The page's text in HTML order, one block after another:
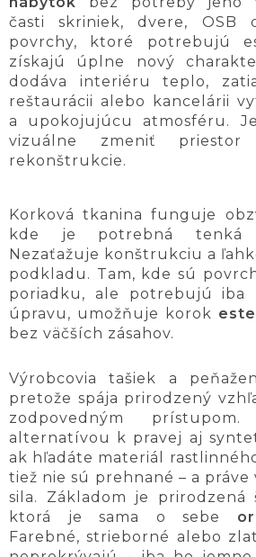
časti skriniek, dvere, OSB
povrchy, ktoré potrebujú
získajú úplne nový
dodáva interiéru teplo,
reštaurácii alebo kancelárii
a upokojujúcu atmosféru.
vizuálne zmeniť priestor
rekonštrukcie.
Korková tkanina funguje
kde je potrebná tenká
Nezaťažuje konštrukciu a
podkladu. Tam, kde sú
poriadku, ale potrebujú iba
úpravu, umožňuje korok
bez väčších zásahov.
Výrobcovia tašiek a
pretože spája prirodzený
zodpovedným
alternatívou k pravej aj
ak hľadáte materiál
tiež nie sú prehnané – a práve
sila. Základom je
ktorá je sama o sebe
Farebné, strieborné alebo